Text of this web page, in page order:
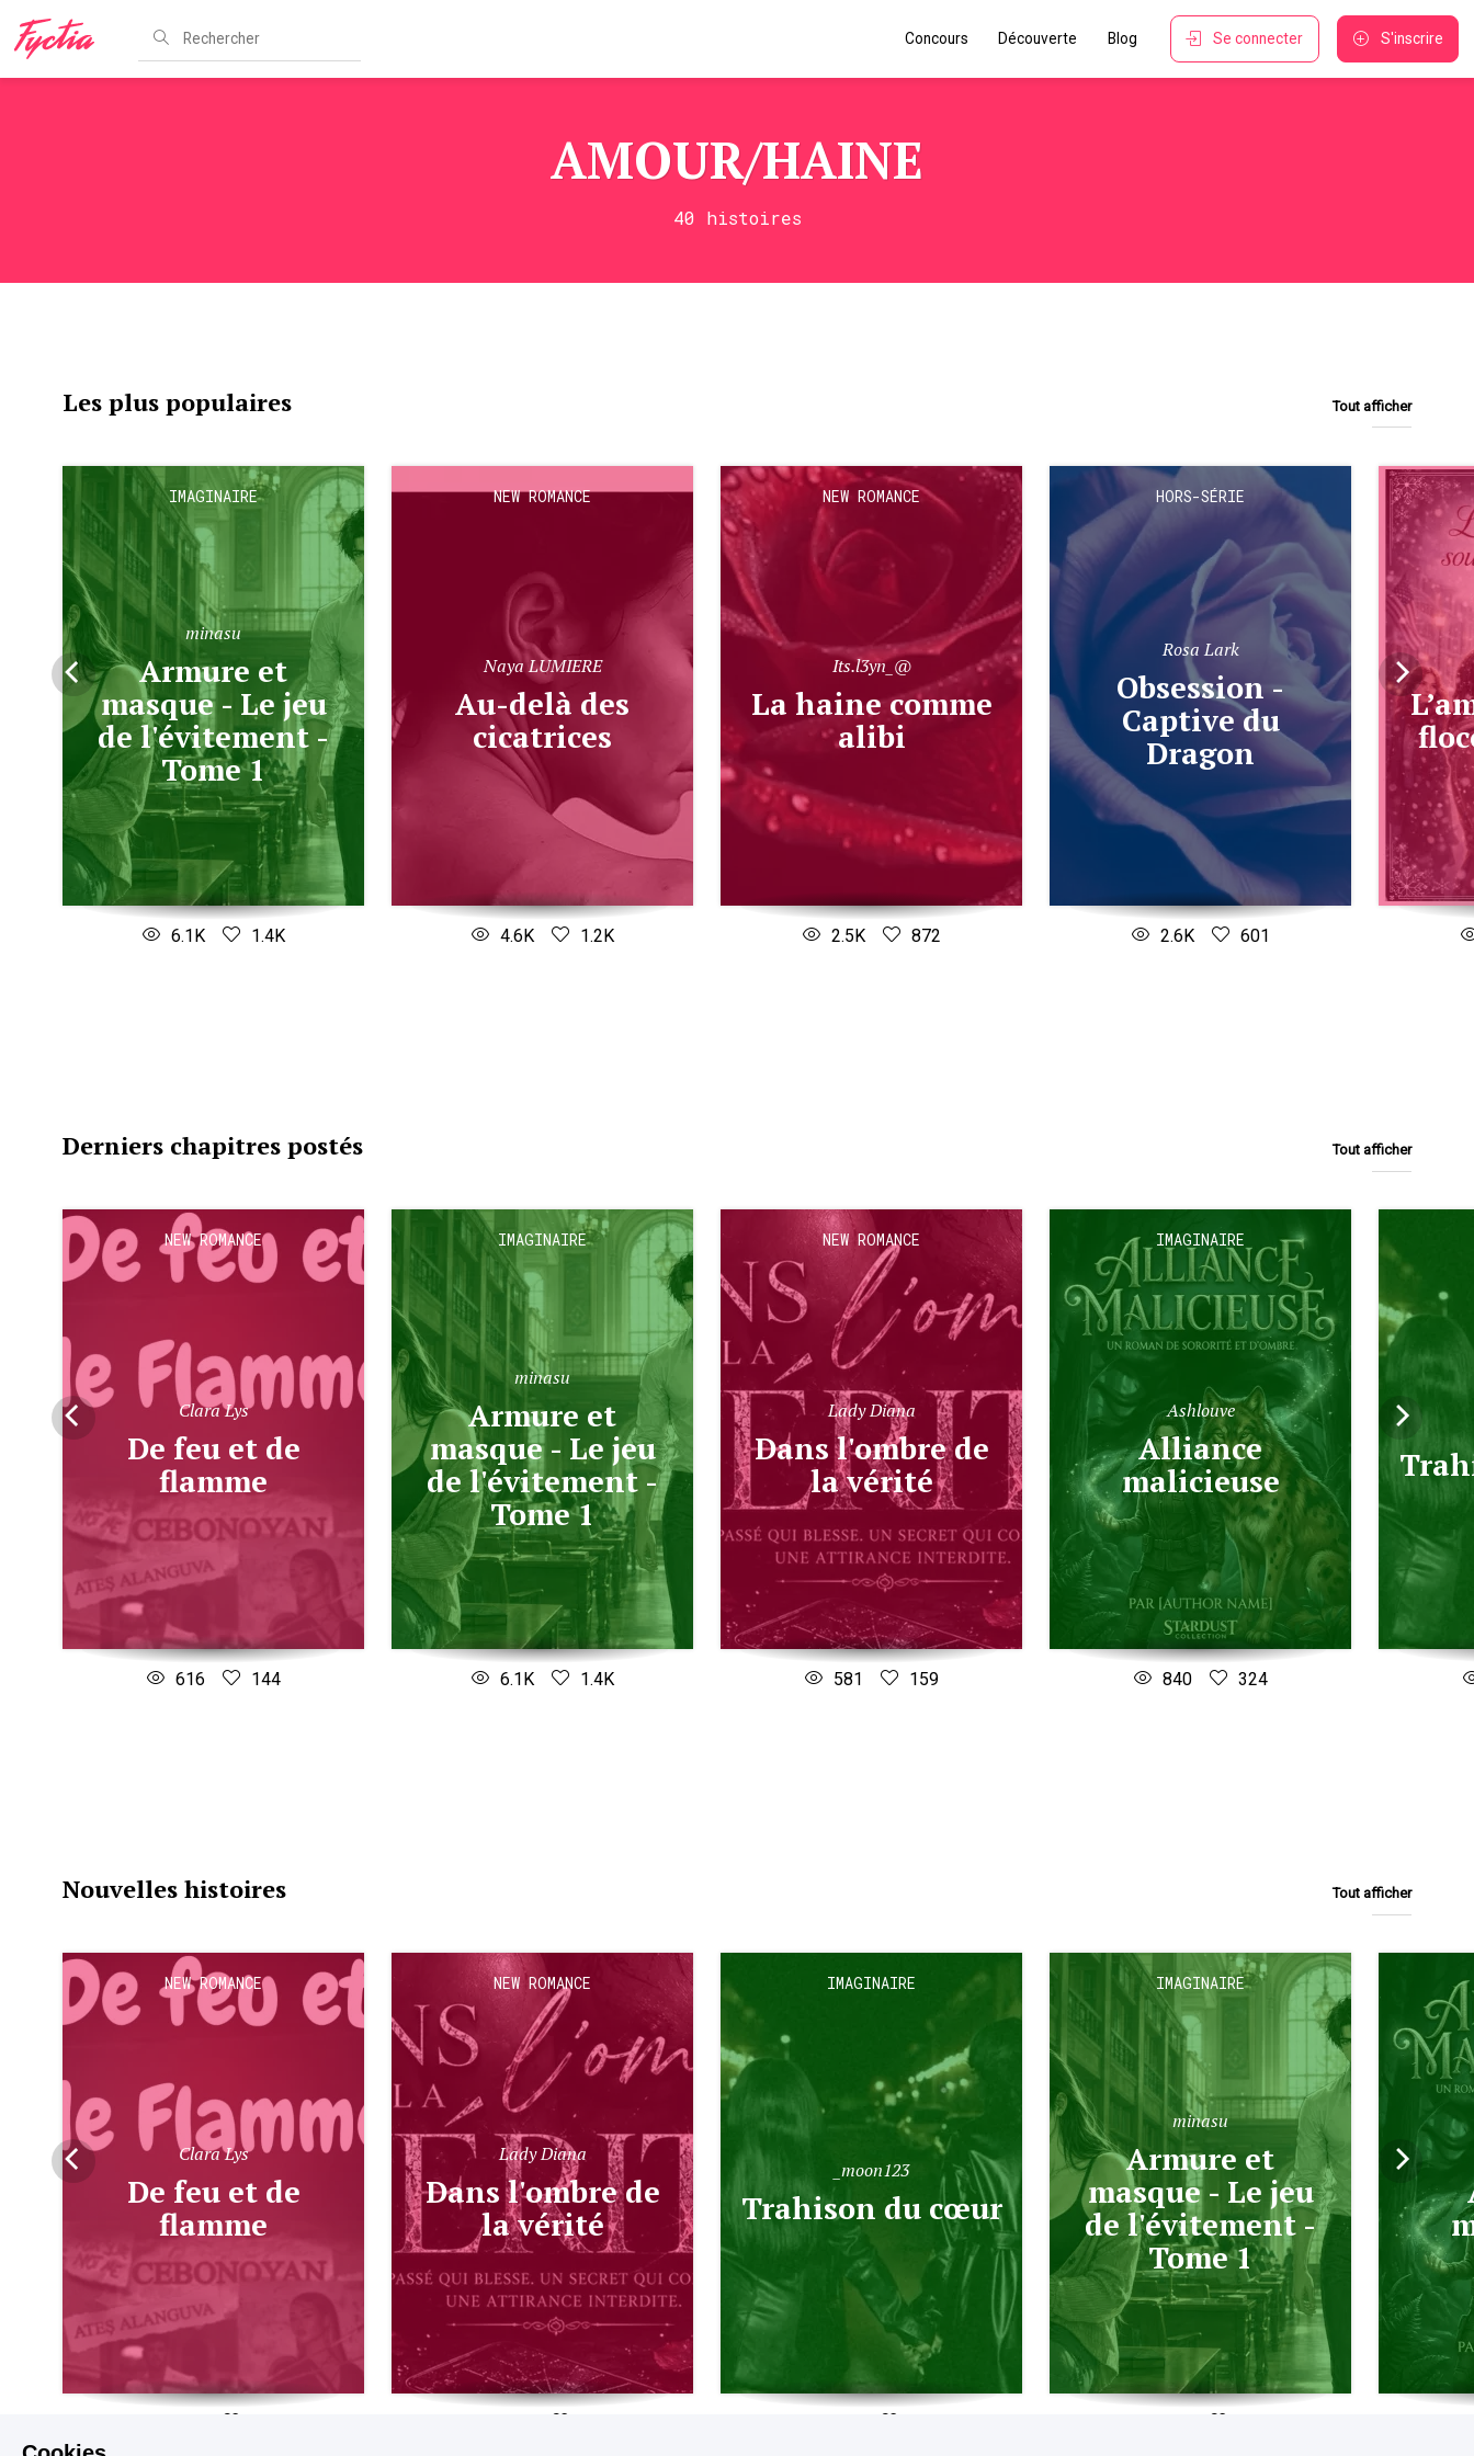
Concours Découverte Blog S'inscrire
Se connecter
AMOUR/HAINE
40 histoires
Les plus populaires Tout afficher
IMAGINAIRE
minasu
Armure et
masque - Le jeu
de l'évitement -
Tome 1
6.1K 1.4K
NEW ROMANCE
Naya LUMIERE
Au-delà des
cicatrices
4.6K 1.2K
NEW ROMANCE
Its.l3yn_@
La haine comme
alibi
2.5K 872
HORS-SÉRIE
Rosa Lark
Obsession -
Captive du
Dragon
2.6K 601
L’amour sous un
Derniers chapitres postés Tout afficher
NEW ROMANCE
Clara Lys
De feu et de
flamme
616 144
IMAGINAIRE
minasu
Armure et
masque - Le jeu
de l'évitement -
Tome 1
6.1K 1.4K
NEW ROMANCE
Lady Diana
Dans l'ombre de
la vérité
581 159
IMAGINAIRE
Ashlouve
Alliance
malicieuse
840 324
Nouvelles histoires Tout afficher
NEW ROMANCE
Clara Lys
De feu et de
flamme
NEW ROMANCE
Lady Diana
Dans l'ombre de
la vérité
IMAGINAIRE
_moon123
Trahison du cœur
IMAGINAIRE
minasu
Armure et
masque - Le jeu
de l'évitement -
Tome 1